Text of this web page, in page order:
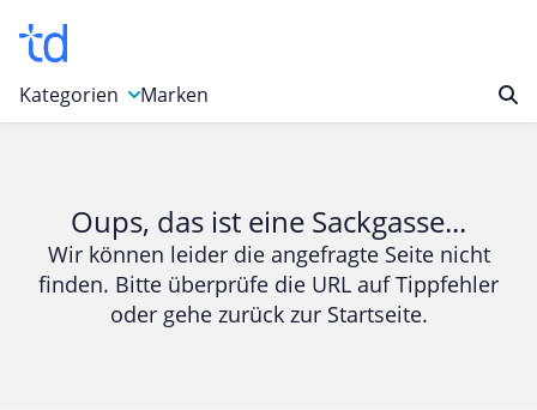
Kategorien
Bücher & Magazine
Computer & Elektronik
Entertainment & Media
Marken
Oups, das ist eine Sackgasse...
Wir können leider die angefragte Seite nicht
finden. Bitte überprüfe die URL auf Tippfehler
oder gehe zurück zur Startseite.